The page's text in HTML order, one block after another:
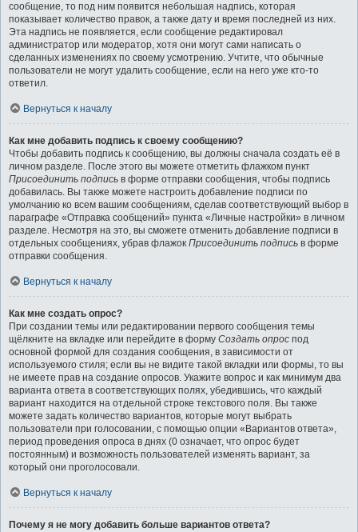
сообщение, то под ним появится небольшая надпись, которая
показывает количество правок, а также дату и время последней из них.
Эта надпись не появляется, если сообщение редактировал
администратор или модератор, хотя они могут сами написать о
сделанных изменениях по своему усмотрению. Учтите, что обычные
пользователи не могут удалить сообщение, если на него уже кто-то
ответил.
Вернуться к началу
Как мне добавить подпись к своему сообщению?
Чтобы добавить подпись к сообщению, вы должны сначала создать её в
личном разделе. После этого вы можете отметить флажком пункт
Присоединить подпись в форме отправки сообщения, чтобы подпись
добавилась. Вы также можете настроить добавление подписи по
умолчанию ко всем вашим сообщениям, сделав соответствующий выбор в
параграфе «Отправка сообщений» пункта «Личные настройки» в личном
разделе. Несмотря на это, вы сможете отменить добавление подписи в
отдельных сообщениях, убрав флажок Присоединить подпись в форме
отправки сообщения.
Вернуться к началу
Как мне создать опрос?
При создании темы или редактировании первого сообщения темы
щёлкните на вкладке или перейдите в форму Создать опрос под
основной формой для создания сообщения, в зависимости от
используемого стиля; если вы не видите такой вкладки или формы, то вы
не имеете прав на создание опросов. Укажите вопрос и как минимум два
варианта ответа в соответствующих полях, убедившись, что каждый
вариант находится на отдельной строке текстового поля. Вы также
можете задать количество вариантов, которые могут выбрать
пользователи при голосовании, с помощью опции «Вариантов ответа»,
период проведения опроса в днях (0 означает, что опрос будет
постоянным) и возможность пользователей изменять вариант, за
который они проголосовали.
Вернуться к началу
Почему я не могу добавить больше вариантов ответа?